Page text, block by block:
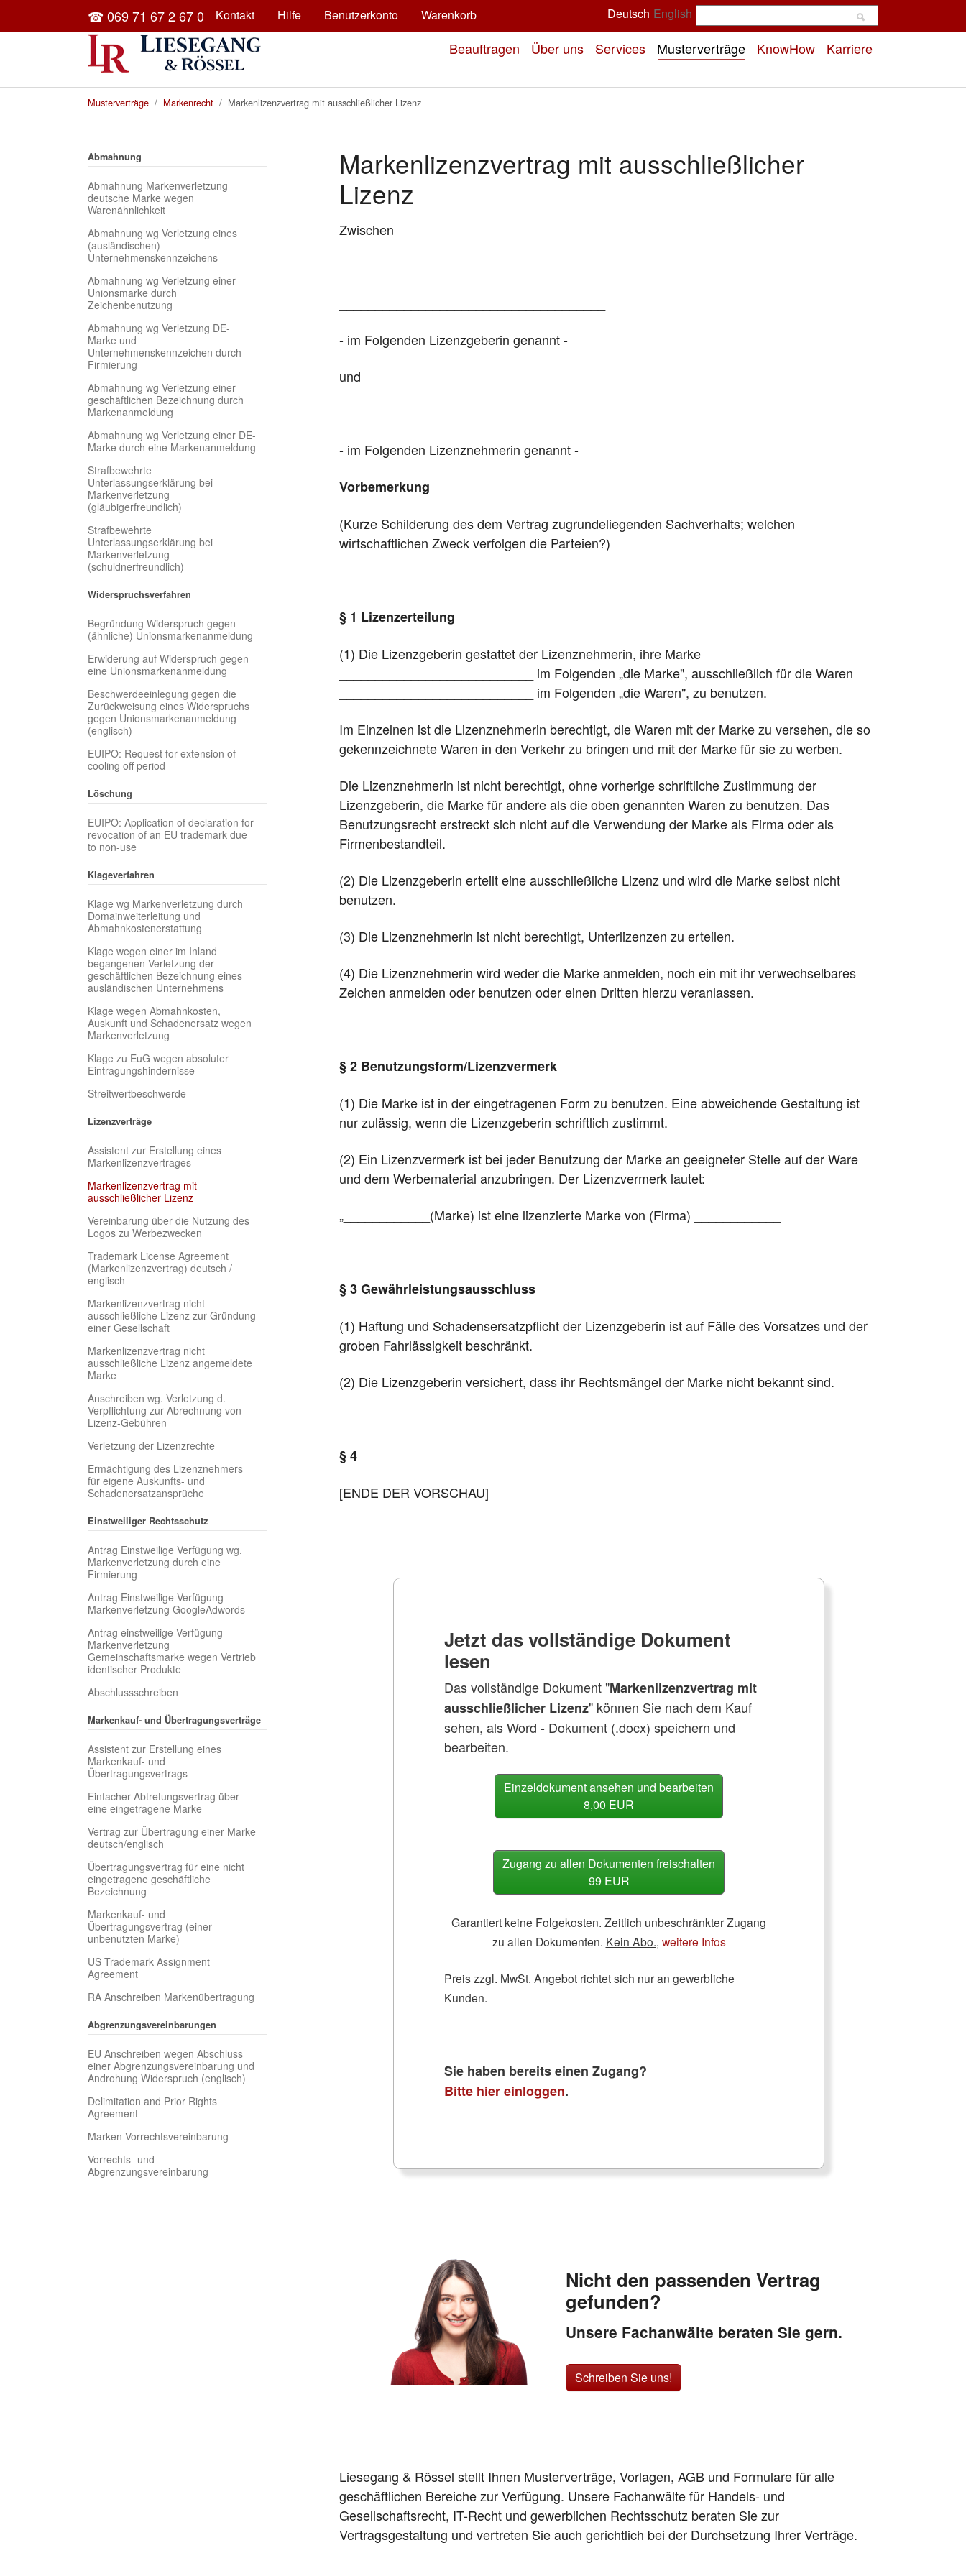
Skip to main content☎ 069 71 67 2 67 0 Kontakt Hilfe Benutzerkonto Warenkorb Deutsch English
Beauftragen Über uns Services Musterverträge KnowHow Karriere
You are here:
Musterverträge Markenrecht Markenlizenzvertrag mit ausschließlicher Lizenz
Abmahnung
Abmahnung Markenverletzung
deutsche Marke wegen
Warenähnlichkeit
Abmahnung wg Verletzung eines
(ausländischen)
Unternehmenskennzeichens
Abmahnung wg Verletzung einer
Unionsmarke durch
Zeichenbenutzung
Abmahnung wg Verletzung DE-
Marke und
Unternehmenskennzeichen durch
Firmierung
Abmahnung wg Verletzung einer
geschäftlichen Bezeichnung durch
Markenanmeldung
Abmahnung wg Verletzung einer DE-
Marke durch eine Markenanmeldung
Strafbewehrte
Unterlassungserklärung bei
Markenverletzung
(gläubigerfreundlich)
Strafbewehrte
Unterlassungserklärung bei
Markenverletzung
(schuldnerfreundlich)
Widerspruchsverfahren
Begründung Widerspruch gegen
(ähnliche) Unionsmarkenanmeldung
Erwiderung auf Widerspruch gegen
eine Unionsmarkenanmeldung
Beschwerdeeinlegung gegen die
Zurückweisung eines Widerspruchs
gegen Unionsmarkenanmeldung
(englisch)
EUIPO: Request for extension of
cooling off period
Löschung
EUIPO: Application of declaration for
revocation of an EU trademark due
to non-use
Klageverfahren
Klage wg Markenverletzung durch
Domainweiterleitung und
Abmahnkostenerstattung
Klage wegen einer im Inland
begangenen Verletzung der
geschäftlichen Bezeichnung eines
ausländischen Unternehmens
Klage wegen Abmahnkosten,
Auskunft und Schadenersatz wegen
Markenverletzung
Klage zu EuG wegen absoluter
Eintragungshindernisse
Streitwertbeschwerde
Lizenzverträge
Assistent zur Erstellung eines
Markenlizenzvertrages
Markenlizenzvertrag mit
ausschließlicher Lizenz(current)
Vereinbarung über die Nutzung des
Logos zu Werbezwecken
Trademark License Agreement
(Markenlizenzvertrag) deutsch /
englisch
Markenlizenzvertrag nicht
ausschließliche Lizenz zur Gründung
einer Gesellschaft
Markenlizenzvertrag nicht
ausschließliche Lizenz angemeldete
Marke
Anschreiben wg. Verletzung d.
Verpflichtung zur Abrechnung von
Lizenz-Gebühren
Verletzung der Lizenzrechte
Ermächtigung des Lizenznehmers
für eigene Auskunfts- und
Schadenersatzansprüche
Einstweiliger Rechtsschutz
Antrag Einstweilige Verfügung wg.
Markenverletzung durch eine
Firmierung
Antrag Einstweilige Verfügung
Markenverletzung GoogleAdwords
Antrag einstweilige Verfügung
Markenverletzung
Gemeinschaftsmarke wegen Vertrieb
identischer Produkte
Abschlussschreiben
Markenkauf- und Übertragungsverträge
Assistent zur Erstellung eines
Markenkauf- und
Übertragungsvertrags
Einfacher Abtretungsvertrag über
eine eingetragene Marke
Vertrag zur Übertragung einer Marke
deutsch/englisch
Übertragungsvertrag für eine nicht
eingetragene geschäftliche
Bezeichnung
Markenkauf- und
Übertragungsvertrag (einer
unbenutzten Marke)
US Trademark Assignment
Agreement
RA Anschreiben Markenübertragung
Abgrenzungsvereinbarungen
EU Anschreiben wegen Abschluss
einer Abgrenzungsvereinbarung und
Androhung Widerspruch (englisch)
Delimitation and Prior Rights
Agreement
Marken-Vorrechtsvereinbarung
Vorrechts- und
Abgrenzungsvereinbarung
Markenlizenzvertrag mit ausschließlicher
Lizenz
Zwischen
- im Folgenden Lizenzgeberin genannt -
und
- im Folgenden Lizenznehmerin genannt -
Vorbemerkung
(Kurze Schilderung des dem Vertrag zugrundeliegenden Sachverhalts; welchen
wirtschaftlichen Zweck verfolgen die Parteien?)
§ 1 Lizenzerteilung
(1) Die Lizenzgeberin gestattet der Lizenznehmerin, ihre Marke
___________________________ im Folgenden „die Marke", ausschließlich für die Waren
___________________________ im Folgenden „die Waren", zu benutzen.
Im Einzelnen ist die Lizenznehmerin berechtigt, die Waren mit der Marke zu versehen, die so
gekennzeichnete Waren in den Verkehr zu bringen und mit der Marke für sie zu werben.
Die Lizenznehmerin ist nicht berechtigt, ohne vorherige schriftliche Zustimmung der
Lizenzgeberin, die Marke für andere als die oben genannten Waren zu benutzen. Das
Benutzungsrecht erstreckt sich nicht auf die Verwendung der Marke als Firma oder als
Firmenbestandteil.
(2) Die Lizenzgeberin erteilt eine ausschließliche Lizenz und wird die Marke selbst nicht
benutzen.
(3) Die Lizenznehmerin ist nicht berechtigt, Unterlizenzen zu erteilen.
(4) Die Lizenznehmerin wird weder die Marke anmelden, noch ein mit ihr verwechselbares
Zeichen anmelden oder benutzen oder einen Dritten hierzu veranlassen.
§ 2 Benutzungsform/Lizenzvermerk
(1) Die Marke ist in der eingetragenen Form zu benutzen. Eine abweichende Gestaltung ist
nur zulässig, wenn die Lizenzgeberin schriftlich zustimmt.
(2) Ein Lizenzvermerk ist bei jeder Benutzung der Marke an geeigneter Stelle auf der Ware
und dem Werbematerial anzubringen. Der Lizenzvermerk lautet:
„____________(Marke) ist eine lizenzierte Marke von (Firma) ____________
§ 3 Gewährleistungsausschluss
(1) Haftung und Schadensersatzpflicht der Lizenzgeberin ist auf Fälle des Vorsatzes und der
groben Fahrlässigkeit beschränkt.
(2) Die Lizenzgeberin versichert, dass ihr Rechtsmängel der Marke nicht bekannt sind.
§ 4
[ENDE DER VORSCHAU]
Jetzt das vollständige Dokument
lesen
Das vollständige Dokument "Markenlizenzvertrag mit
ausschließlicher Lizenz" können Sie nach dem Kauf
sehen, als Word - Dokument (.docx) speichern und
bearbeiten.
Einzeldokument ansehen und bearbeiten
8,00 EUR
Zugang zu allen Dokumenten freischalten
99 EUR
Garantiert keine Folgekosten. Zeitlich unbeschränkter Zugang
zu allen Dokumenten. Kein Abo., weitere Infos
Preis zzgl. MwSt. Angebot richtet sich nur an gewerbliche
Kunden.
Sie haben bereits einen Zugang?
Bitte hier einloggen.
Nicht den passenden Vertrag
gefunden?
Unsere Fachanwälte beraten Sie gern.
Schreiben Sie uns!
Liesegang & Rössel stellt Ihnen Musterverträge, Vorlagen, AGB und Formulare für alle
geschäftlichen Bereiche zur Verfügung. Unsere Fachanwälte für Handels- und
Gesellschaftsrecht, IT-Recht und gewerblichen Rechtsschutz beraten Sie zur
Vertragsgestaltung und vertreten Sie auch gerichtlich bei der Durchsetzung Ihrer Verträge.